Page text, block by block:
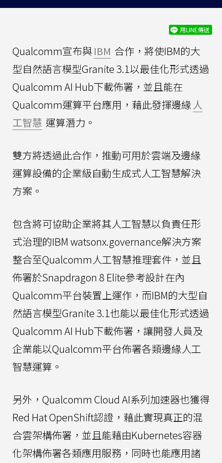
用LINE傳送
Qualcomm宣布與 IBM 合作，將使IBM的大
型自然語言模型Granite 3.1以最佳化形式透過
Qualcomm AI Hub下載佈署，並且能在
Qualcomm運算平台應用，藉此發揮邊緣 人
工智慧 運算潛力。
雙方將透過此合作，推動可用於雲端及邊緣
運算設備的企業級自動生成式人工智慧解決
方案。
包含將可協助企業將其人工智慧以負責任形
式治理的IBM watsonx.governance解決方案
整合至Qualcomm人工智慧推理套件，並且
佈署於Snapdragon 8 Elite參考設計在內
Qualcomm平台裝置上運作，而IBM的大型自
然語言模型Granite 3.1也能以最佳化形式透過
Qualcomm AI Hub下載佈署，讓開發人員及
企業能以Qualcomm平台佈署各類邊緣人工
智慧運算。
另外，Qualcomm Cloud AI系列加速器也獲得
Red Hat OpenShift認證，藉此實現真正的混
合雲架構佈署，並且能藉由Kubernetes容器
化架構佈署各類應用服務，同時也能應用諸